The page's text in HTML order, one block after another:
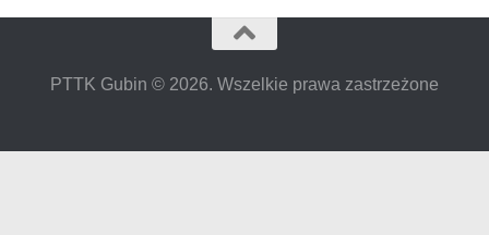
PTTK Gubin © 2026. Wszelkie prawa zastrzeżone